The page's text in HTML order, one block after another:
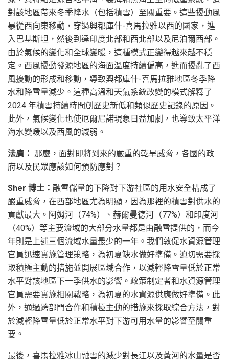
對該地區帶來冬季降水（包括積雪）至關重要。這些擾動風
暴從西向東移動，穿過興都庫什-喜馬拉雅以西的國家，進
入巴基斯坦，然後到達印度北部和西北部以及尼泊爾西部。
由於氣候的變化和全球變暖，這種模式正變得越來越不穩
定。西風擾動發源地區的海面溫度持續偏高，進而擾亂了西
風擾動的形成和移動，導致興都庫什-喜馬拉雅地區冬季降
水和降雪量減少。這種高溫和天氣系統改變的模式解釋了
2024 年積雪持續時間創歷史新低和類似歷史記錄的原因。
此外，氣候變化也使厄爾尼諾現象日益加劇，也導致太平洋
海水變暖以及西風的減弱。
法廣： 那麼，面對即將到來的嚴重的乾旱威脅，各國的政
府以及民眾應該如何預防應對？
Sher 博士： 融雪儲量的下降對下游社區的用水安全構成了
嚴重威脅，在西部地區尤為明顯，因為那裡的積雪對供水的
貢獻最大。阿姆河（74%）、赫爾曼德河（77%）和印度河
（40%）等主要流域的大部分水量都是由融雪提供的，而今
年則是上述三個流域水量最少的一年。我們敦促水資源管理
官員迅速實施管理策略，為初夏缺水做好準備。迫切需要採
取積極主動的措施並開展區域合作，以減輕降雪量低於正常
水平對該地區下一季供水的影響。政策制定者和水資源管理
官員需要實施相關戰略，為初夏的水資源供應做好準備。此
外，通過跨部門合作和積極主動的措施來採取綜合方法，對
於減輕降雪量低於正常水平對下游可用水量的影響至關重
要。
最後，喜馬拉雅冰山融雪的減少對長江以及黃河的水量是否